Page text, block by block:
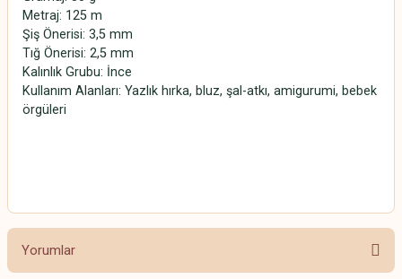
Metraj: 125 m
Şiş Önerisi: 3,5 mm
Tığ Önerisi: 2,5 mm
Kalınlık Grubu: İnce
Kullanım Alanları: Yazlık hırka, bluz, şal-atkı, amigurumi, bebek
örgüleri
Yorumlar